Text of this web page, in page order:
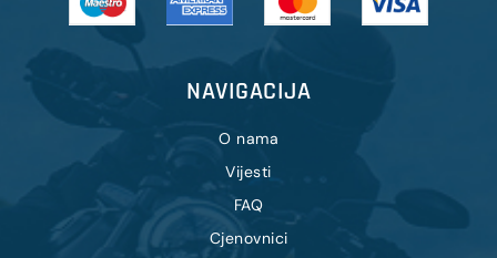
NAVIGACIJA
O nama
Vijesti
FAQ
Cjenovnici